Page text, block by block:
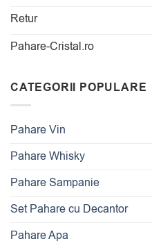
Retur
Pahare-Cristal.ro
CATEGORII POPULARE
Pahare Vin
Pahare Whisky
Pahare Sampanie
Set Pahare cu Decantor
Pahare Apa